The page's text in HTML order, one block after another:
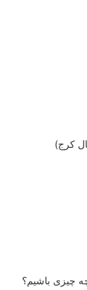
کرج)
چیزی باشیم؟